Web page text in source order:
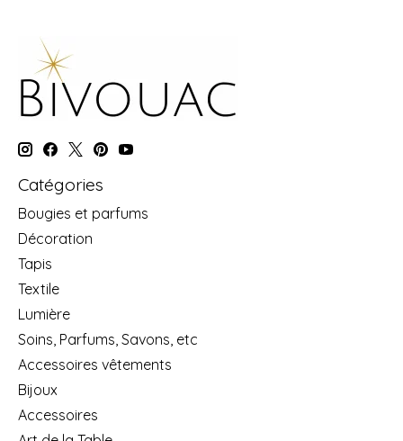
Catégories
Bougies et parfums
Décoration
Tapis
Textile
Lumière
Soins, Parfums, Savons, etc
Accessoires vêtements
Bijoux
Accessoires